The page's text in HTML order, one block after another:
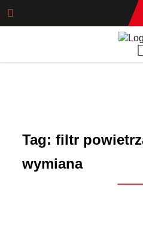
Tag: filtr
wymiana